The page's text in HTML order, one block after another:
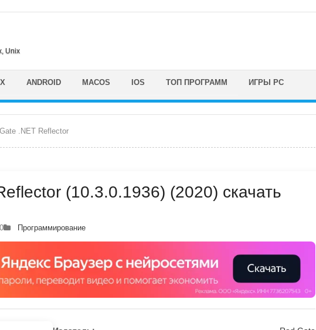
Unix
ANDROID MACOS IOS ТОП ПРОГРАММ ИГРЫ PC
.NET Reflector
(10.3.0.1936) (2020) скачать
0 Программирование